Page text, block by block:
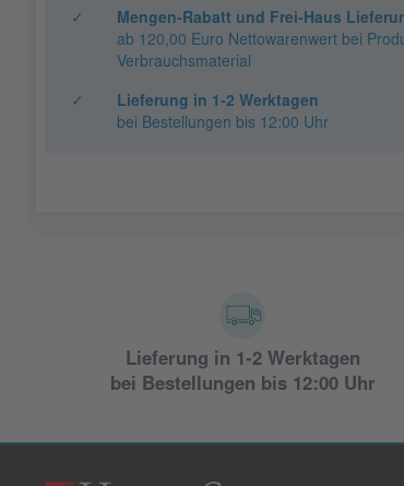
✓
Mengen-Rabatt und Frei-Haus
ab 120,00 Euro Nettowarenwert bei
Verbrauchsmaterial
✓
Lieferung in 1-2 Werktagen
bei Bestellungen bis 12:00 Uhr
Lieferung in 1-2 Werktagen
bei Bestellungen bis 12:00 Uhr